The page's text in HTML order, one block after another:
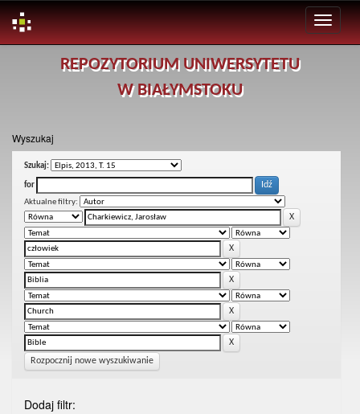
REPOZYTORIUM UNIWERSYTETU
W BIAŁYMSTOKU
Wyszukaj
Szukaj:
for
Aktualne filtry:
Rozpocznij nowe wyszukiwanie
Dodaj filtr: